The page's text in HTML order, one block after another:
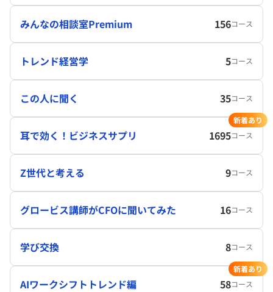
みんなの相談室Premium 156コース
トレンド経営学 5コース
この人に聞く 35コース
耳で効く！ビジネスサプリ 1695コース
新着あり
Z世代と考える 9コース
グロービス講師がCFOに聞いてみた 16コース
学び交換 8コース
AIワークシフトトレンド編 58コース
新着あり